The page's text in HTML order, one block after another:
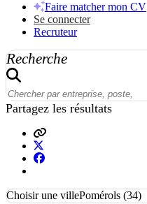
Faire matcher mon CV
Se connecter
Recruteur
Recherche
Partagez les résultats
Choisir une villePomérols (34)